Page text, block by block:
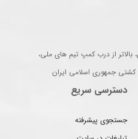
بالاتر از درب کمپ تیم های ملی،
جمهوری اسلامی ایران
دسترسی سریع
جستجوی پیشرفته